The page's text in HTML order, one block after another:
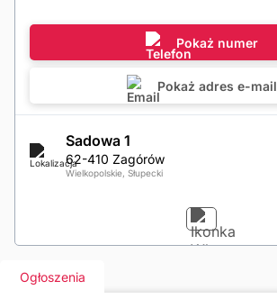
Pokaż numer
Pokaż adres e-mail
Sadowa 1
62-410 Zagórów
Wielkopolskie, Słupecki
Ogłoszenia